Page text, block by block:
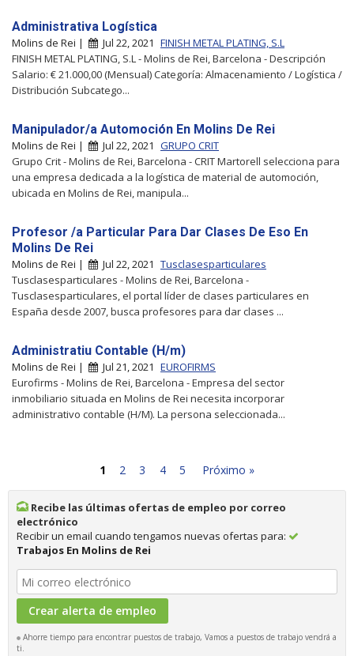
Administrativa Logística
Molins de Rei | Jul 22, 2021 FINISH METAL PLATING, S.L
FINISH METAL PLATING, S.L - Molins de Rei, Barcelona - Descripción
Salario: € 21.000,00 (Mensual) Categoría: Almacenamiento / Logística /
Distribución Subcatego...
Manipulador/a Automoción En Molins De Rei
Molins de Rei | Jul 22, 2021 GRUPO CRIT
Grupo Crit - Molins de Rei, Barcelona - CRIT Martorell selecciona para
una empresa dedicada a la logística de material de automoción,
ubicada en Molins de Rei, manipula...
Profesor /a Particular Para Dar Clases De Eso En
Molins De Rei
Molins de Rei | Jul 22, 2021 Tusclasesparticulares
Tusclasesparticulares - Molins de Rei, Barcelona -
Tusclasesparticulares, el portal líder de clases particulares en
España desde 2007, busca profesores para dar clases ...
Administratiu Contable (H/m)
Molins de Rei | Jul 21, 2021 EUROFIRMS
Eurofirms - Molins de Rei, Barcelona - Empresa del sector
inmobiliario situada en Molins de Rei necesita incorporar
administrativo contable (H/M). La persona seleccionada...
1 2 3 4 5 Próximo »
Recibe las últimas ofertas de empleo por correo
electrónico
Recibir un email cuando tengamos nuevas ofertas para:
Trabajos En Molins de Rei
Ahorre tiempo para encontrar puestos de trabajo, Vamos a puestos de trabajo vendrá a
ti.